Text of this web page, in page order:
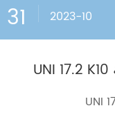
31 2023-10